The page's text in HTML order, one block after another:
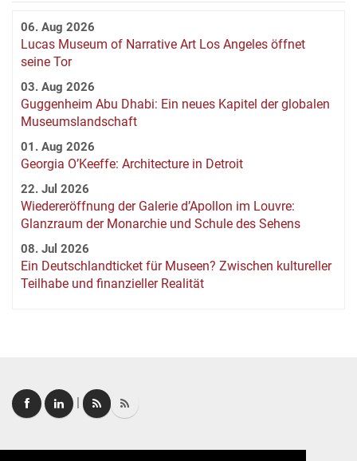
06. Aug 2026
Lucas Museum of Narrative Art Los Angeles öffnet
seine Tor
03. Aug 2026
Guggenheim Abu Dhabi: Ein neues Kapitel der globalen
Museumslandschaft
01. Aug 2026
Georgia O’Keeffe: Architecture in Detroit
22. Jul 2026
Wiedereröffnung der Galerie d’Apollon im Louvre:
Glanzraum der Monarchie und Schule des Sehens
08. Jul 2026
Ein Deutschlandticket für Museen? Zwischen kultureller
Teilhabe und finanzieller Realität
|